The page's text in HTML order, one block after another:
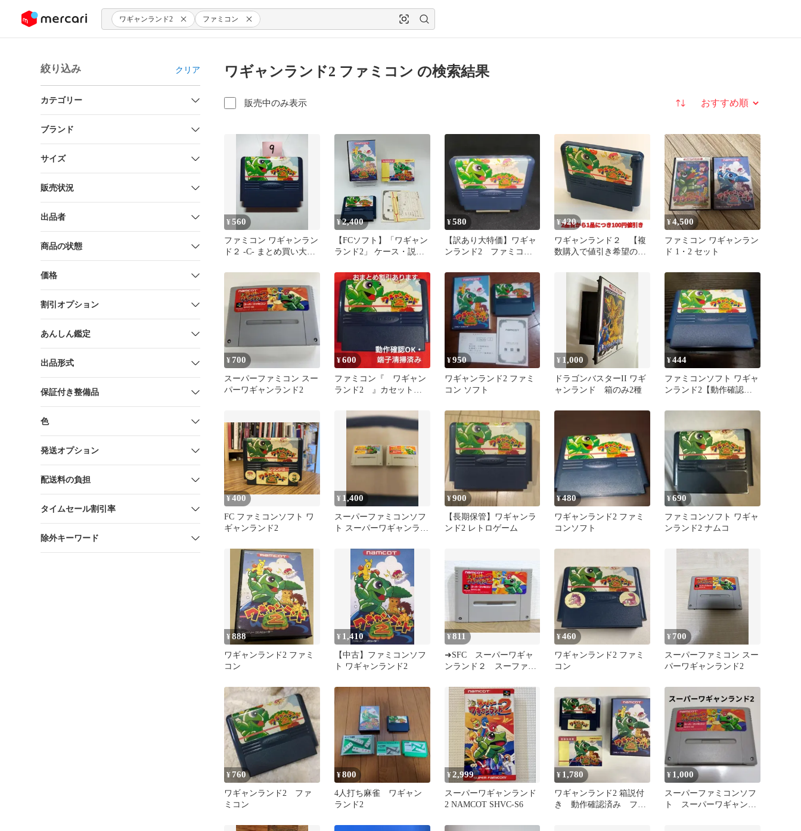
ツにスキップ ワギャンランド2 ファミコン
絞り込み クリア
カテゴリー
ブランド
サイズ
販売状況
出品者
商品の状態
価格
割引オプション
あんしん鑑定
出品形式
保証付き整備品
色
発送オプション
配送料の負担
タイムセール割引率
除外キーワード
ワギャンランド2 ファミコン の検索結果
販売中のみ表示 並び替え
¥560
ファミコン ワギャンラン
ド２ -C- まとめ買い大歓
¥2,400
【FCソフト】「ワギャン
ランド2」 ケース・説明
ン ファミリーコンピュー
タ
¥580
【訳あり大特価】ワギャ
ンランド2 ファミコン
¥420
ワギャンランド２ 【複
数購入で値引き希望の方
トください】【ファミコ
ン】【箱説なし】
¥4,500
ファミコン ワギャンラン
ド 1・2 セット
¥ 700
スーパーファミコン スー
パーワギャンランド2
¥600
ファミコン『 ワギャン
ランド2 』カセットの
¥950
ワギャンランド2 ファミ
コン ソフト
¥ 1,000
ドラゴンバスターII ワギ
ャンランド 箱のみ2種
¥444
ファミコンソフト ワギャ
ンランド2【動作確認済
¥400
FC ファミコンソフト ワ
ギャンランド2
¥ 1,400
スーパーファミコンソフ
ト スーパーワギャンラン
認済み
¥900
【長期保管】ワギャンラ
ンド2 レトロゲーム
¥480
ワギャンランド2 ファミ
コンソフト
¥690
ファミコンソフト ワギャ
ンランド2 ナムコ
¥888
ワギャンランド2 ファミ
コン
¥ 1,410
【中古】ファミコンソフ
ト ワギャンランド2
¥811
➜SFC スーパーワギャ
ンランド２ スーファ
ファミコン
¥460
ワギャンランド2 ファミ
コン
¥ 700
スーパーファミコン スー
パーワギャンランド2
¥760
ワギャンランド2 ファ
ミコン
¥800
4人打ち麻雀 ワギャン
ランド2
¥2,999
スーパーワギャンランド
2 NAMCOT SHVC-S6
¥ 1,780
ワギャンランド2 箱説付
き 動作確認済み ファ
¥ 1,000
スーパーファミコンソフ
ト スーパーワギャンラ